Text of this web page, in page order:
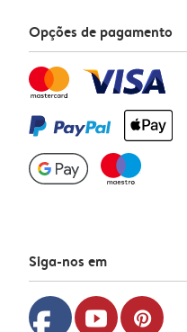
Opções de pagamento
Siga-nos em
youtube pinterest